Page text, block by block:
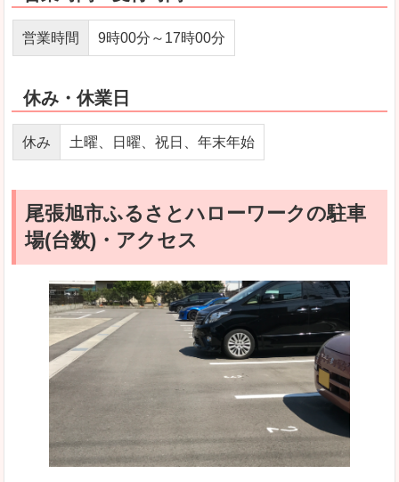
営業時間 9時00分～17時00分
休み・休業日
休み 土曜、日曜、祝日、年末年始
尾張旭市ふるさとハローワークの駐車
場(台数)・アクセス